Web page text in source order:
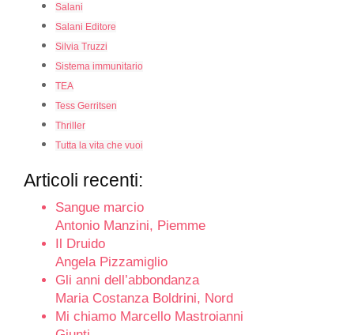
Salani
Salani Editore
Silvia Truzzi
Sistema immunitario
TEA
Tess Gerritsen
Thriller
Tutta la vita che vuoi
Articoli recenti:
Sangue marcio
Antonio Manzini, Piemme
Il Druido
Angela Pizzamiglio
Gli anni dell’abbondanza
Maria Costanza Boldrini, Nord
Mi chiamo Marcello Mastroianni